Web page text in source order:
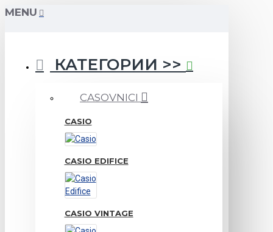
MENU
КАТЕГОРИИ >>
CASOVNICI
CASIO
CASIO EDIFICE
CASIO VINTAGE